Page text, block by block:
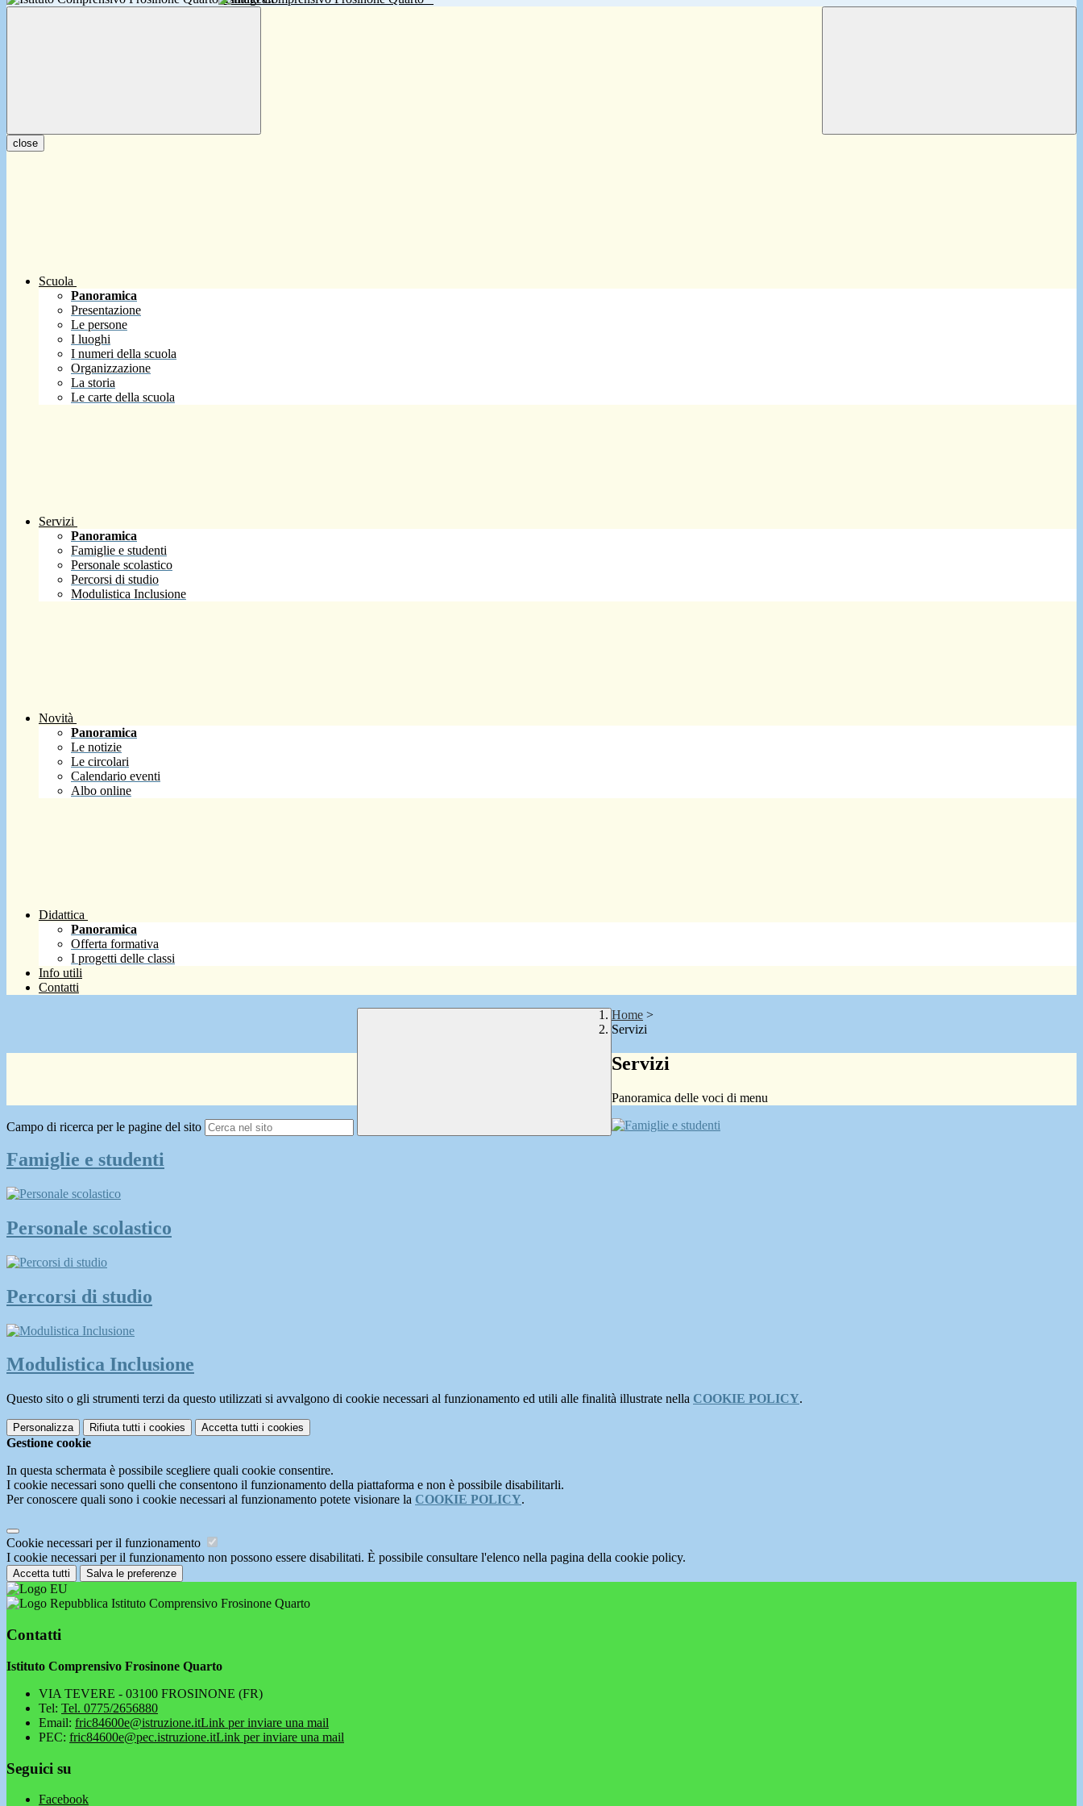
close
Scuola
Panoramica
Presentazione
Le persone
I luoghi
I numeri della scuola
Organizzazione
La storia
Le carte della scuola
Servizi
Panoramica
Famiglie e studenti
Personale scolastico
Percorsi di studio
Modulistica Inclusione
Novità
Panoramica
Le notizie
Le circolari
Calendario eventi
Albo online
Didattica
Panoramica
Offerta formativa
I progetti delle classi
Info utili
Contatti
Campo di ricerca per le pagine del sito
Home >
Servizi
Servizi
Panoramica delle voci di menu
Famiglie e studenti
Personale scolastico
Percorsi di studio
Modulistica Inclusione
Questo sito o gli strumenti terzi da questo utilizzati si avvalgono di cookie necessari al funzionamento ed utili alle finalità illustrate nella COOKIE POLICY.
Personalizza Rifiuta tutti i cookies Accetta tutti i cookies
Gestione cookie
In questa schermata è possibile scegliere quali cookie consentire.
I cookie necessari sono quelli che consentono il funzionamento della piattaforma e non è possibile disabilitarli.
Per conoscere quali sono i cookie necessari al funzionamento potete visionare la COOKIE POLICY.
Cookie necessari per il funzionamento
I cookie necessari per il funzionamento non possono essere disabilitati. È possibile consultare l'elenco nella pagina della cookie policy.
Accetta tutti Salva le preferenze
Istituto Comprensivo Frosinone Quarto
Contatti
Istituto Comprensivo Frosinone Quarto
VIA TEVERE - 03100 FROSINONE (FR)
Tel: Tel. 0775/2656880
Email: fric84600e@istruzione.itLink per inviare una mail
PEC: fric84600e@pec.istruzione.itLink per inviare una mail
Seguici su
Facebook